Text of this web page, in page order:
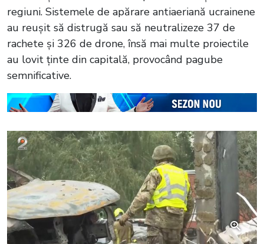
regiuni. Sistemele de apărare antiaeriană ucrainene
au reușit să distrugă sau să neutralizeze 37 de
rachete și 326 de drone, însă mai multe proiectile
au lovit ținte din capitală, provocând pagube
semnificative.